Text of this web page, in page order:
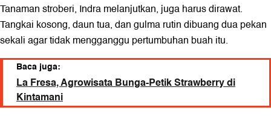
Tanaman stroberi, Indra melanjutkan, juga harus dirawat.
Tangkai kosong, daun tua, dan gulma rutin dibuang dua pekan
sekali agar tidak mengganggu pertumbuhan buah itu.
Baca juga:
La Fresa, Agrowisata Bunga-Petik Strawberry di
Kintamani